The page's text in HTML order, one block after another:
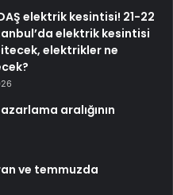
elektrik kesintisi! 21-22
elektrik kesintisi
elektrikler ne
aralığının
ve temmuzda